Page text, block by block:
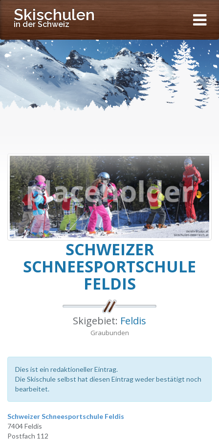
Skischulen
in der Schweiz
SCHWEIZER
SCHNEESPORTSCHULE
FELDIS
Skigebiet: Feldis
Graubunden
Dies ist ein redaktioneller Eintrag.
Die Skischule selbst hat diesen Eintrag weder bestätigt noch
bearbeitet.
Schweizer Schneesportschule Feldis
7404 Feldis
Postfach 112